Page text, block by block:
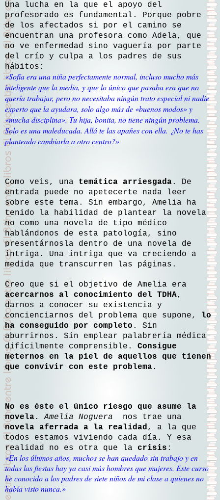
Una lucha en la que el apoyo del
profesorado es fundamental. Porque pobre
de los afectados si por el camino se
encuentran una profesora como Adela, que
no ve enfermedad sino vaguería por parte
del crío y culpa a los padres de sus
hábitos:
«Sofía era una niña perfectamente normal, incluso mucho más
inteligente que la media, y que lo único que pasaba era que no
quería trabajar, pero no necesitaba ningún trato especial ni nadie
experto que la ayudara, solo algo más de «buenos modos» y
«mucha disciplina». Tu hija, bonita, no tiene ningún problema.
Solo es una maleducada. Allá te las apañes con ella. ¿No te has
planteado cambiarla a otro centro?»
Como veis, una temática arriesgada. De
entrada puede no apetecerte nada leer
sobre este tema. Sin embargo, Amelia ha
tenido la habilidad de plantear la novela
no como una novela de tipo médico
hablándonos de esta patología, sino
presentárnosla dentro de una novela de
intriga. Una intriga que va creciendo a
medida que transcurren las páginas.
Creo que si el objetivo de Amelia era
acercarnos al conocimiento del TDHA,
darnos a conocer su existencia y
concienciarnos del problema que supone,
lo
ha conseguido por completo . Sin
aburrirnos. Sin emplear palabrería médica
difícilmente comprensible.
Consigue
meternos en la piel de aquellos que tienen
que convivir con este problema.
No es éste el único riesgo que asume la
novela.Amelia Noguera nos trae una
novela aferrada a la realidad, a la que
todos estamos viviendo cada día. Y esa
realidad no es otra que la crisis :
«En los últimos años, muchos se han quedado sin trabajo y en
todas las fiestas hay ya casi más hombres que mujeres. Este curso
he conocido a los padres de siete niños de mi clase a quienes no
había visto nunca.»